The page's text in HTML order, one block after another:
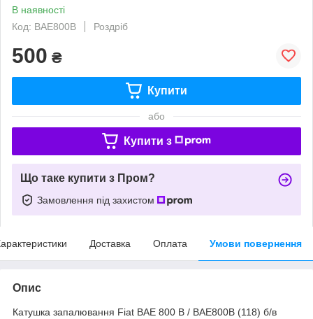
В наявності
Код: BAE800B
Роздріб
500 ₴
Купити
або
Купити з
Що таке купити з Пром?
Замовлення під захистом
Доставка Оплата Умови повернення
Опис
Катушка запалювання Fiat BAE 800 B / BAE800B (118) б/в